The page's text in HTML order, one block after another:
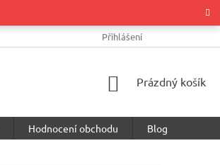
PODMÍNKY OCHRANY OSOBNÍCH
Přihlášení
NÁKUPNÍ
Prázdný košík
Hodnocení obchodu
Blog